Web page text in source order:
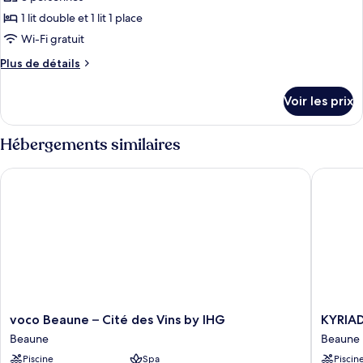
Maison
Ronde
pour
ce
type
de
Chambre
Triple
-
Annexe
1 lit double et 1 lit 1 place
Wi-Fi gratuit
Plus de détails
Plus
le
type
de
chambre
Chambre
Voir les prix
Hébergements similaires
voco
Beaune
–
voco Beaune – Cité des Vins by IHG
Beaune
Piscine Spa
voco Beaune – Cité des Vins by IHG
KYRIAD
Beaune
KYRIAD